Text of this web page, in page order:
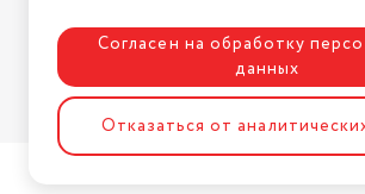
Разработка сайта
Согласен на обработку
данных
Отказаться от